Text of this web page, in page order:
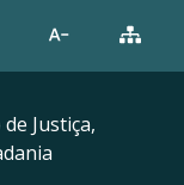
Justiça,